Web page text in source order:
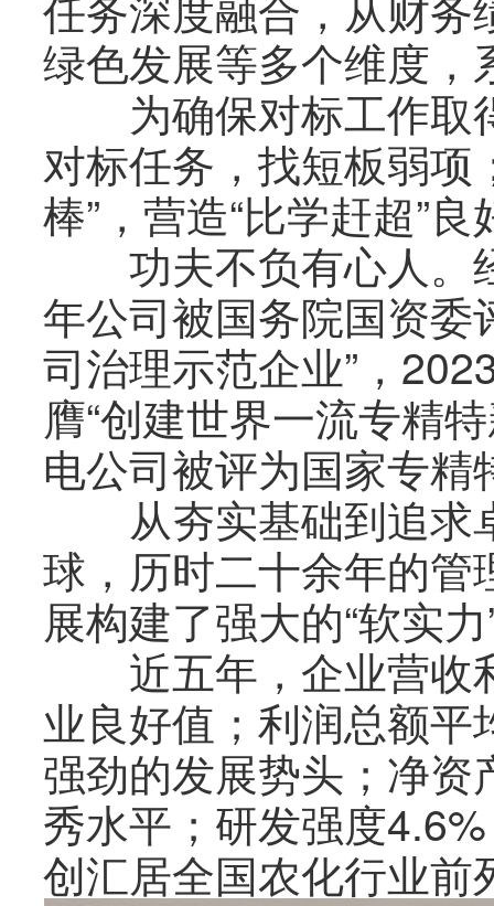
绿色发展等多个维度
为确保对标工作取
对标任务，找短板弱项
棒”，营造“比学赶超”
功夫不负有心人。
年公司被国务院国资委
司治理示范企业”，
膺“创建世界一流专精
电公司被评为国家专精
从夯实基础到追求
球，历时二十余年的
展构建了强大的“软实力
近五年，企业营收
业良好值；利润总额
强劲的发展势头；净
秀水平；研发强度
创汇居全国农化行业前